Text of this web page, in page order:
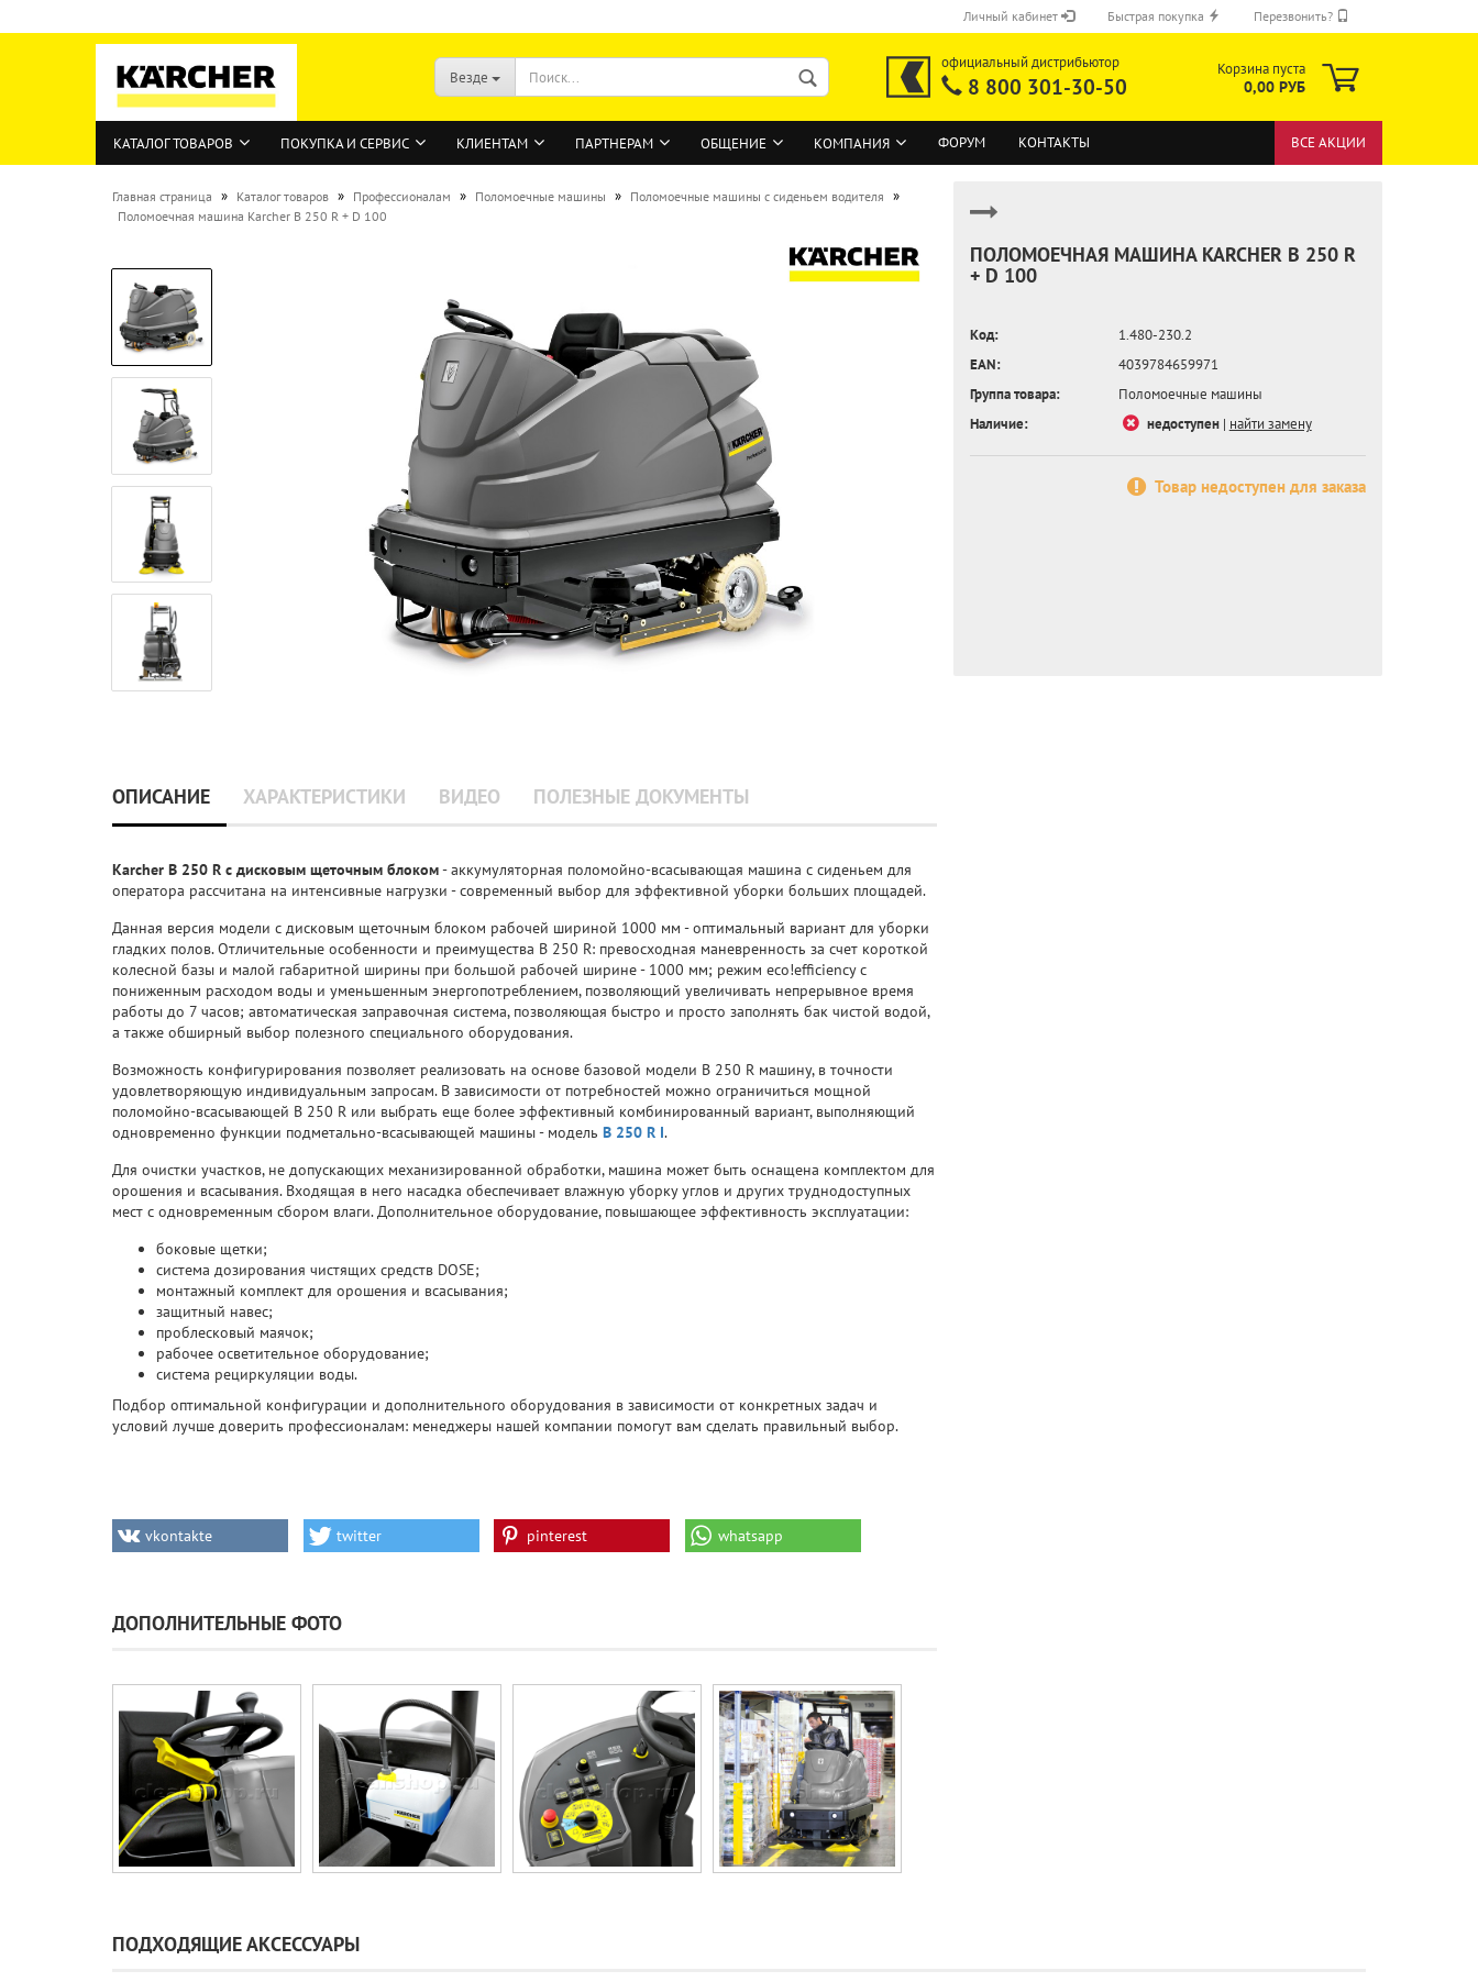
Личный кабинет
ВОЙТИ
Забыли пароль?
Быстрая покупка Перезвонить?
ОТПРАВИТЬ
Везде
официальный дистрибьютор
8 800 301-30-50
Корзина пуста
0,00 РУБ
КАТАЛОГ ТОВАРОВ ПОКУПКА И СЕРВИС КЛИЕНТАМ ПАРТНЕРАМ ОБЩЕНИЕ КОМПАНИЯ ФОРУМ КОНТАКТЫ ВСЕ АКЦИИ
Главная страница » Каталог товаров » Профессионалам » Поломоечные машины » Поломоечные машины с сиденьем водителя »
Поломоечная машина Karcher B 250 R + D 100
ПОЛОМОЕЧНАЯ МАШИНА KARCHER B 250 R
+ D 100
Код:
1.480-230.2
EAN:
4039784659971
Группа товара:
Поломоечные машины
Наличие:
недоступен| найти замену
Товар недоступен для заказа
ОПИСАНИЕ ХАРАКТЕРИСТИКИ ВИДЕО ПОЛЕЗНЫЕ ДОКУМЕНТЫ
Karcher B 250 R с дисковым щеточным блоком- аккумуляторная поломойно-всасывающая машина с сиденьем для
оператора рассчитана на интенсивные нагрузки - современный выбор для эффективной уборки больших площадей.
Данная версия модели с дисковым щеточным блоком рабочей шириной 1000 мм - оптимальный вариант для уборки
гладких полов. Отличительные особенности и преимущества B 250 R: превосходная маневренность за счет короткой
колесной базы и малой габаритной ширины при большой рабочей ширине - 1000 мм; режим eco!efficiency с
пониженным расходом воды и уменьшенным энергопотреблением, позволяющий увеличивать непрерывное время
работы до 7 часов; автоматическая заправочная система, позволяющая быстро и просто заполнять бак чистой водой,
а также обширный выбор полезного специального оборудования.
Возможность конфигурирования позволяет реализовать на основе базовой модели B 250 R машину, в точности
удовлетворяющую индивидуальным запросам. В зависимости от потребностей можно ограничиться мощной
поломойно-всасывающей B 250 R или выбрать еще более эффективный комбинированный вариант, выполняющий
одновременно функции подметально-всасывающей машины - модель B 250 R I.
Для очистки участков, не допускающих механизированной обработки, машина может быть оснащена комплектом для
орошения и всасывания. Входящая в него насадка обеспечивает влажную уборку углов и других труднодоступных
мест с одновременным сбором влаги. Дополнительное оборудование, повышающее эффективность эксплуатации:
боковые щетки;
система дозирования чистящих средств DOSE;
монтажный комплект для орошения и всасывания;
защитный навес;
проблесковый маячок;
рабочее осветительное оборудование;
система рециркуляции воды.
Подбор оптимальной конфигурации и дополнительного оборудования в зависимости от конкретных задач и
условий лучше доверить профессионалам: менеджеры нашей компании помогут вам сделать правильный выбор.
vkontakte twitter pinterest whatsapp
ДОПОЛНИТЕЛЬНЫЕ ФОТО
ПОДХОДЯЩИЕ АКСЕССУАРЫ